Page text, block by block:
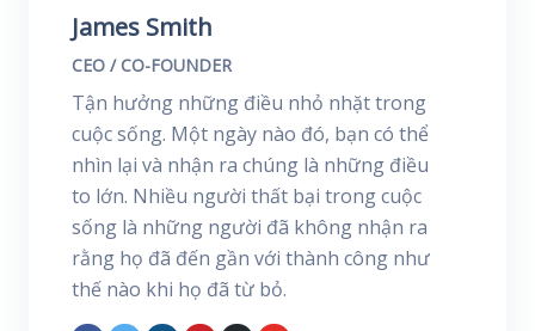
James Smith
CEO / CO-FOUNDER
Tận hưởng những điều nhỏ nhặt trong
cuộc sống. Một ngày nào đó, bạn có thể
nhìn lại và nhận ra chúng là những điều
to lớn. Nhiều người thất bại trong cuộc
sống là những người đã không nhận ra
rằng họ đã đến gần với thành công như
thế nào khi họ đã từ bỏ.